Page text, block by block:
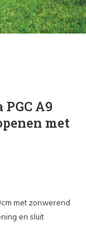
A9
met
met zonwerend
en sluit